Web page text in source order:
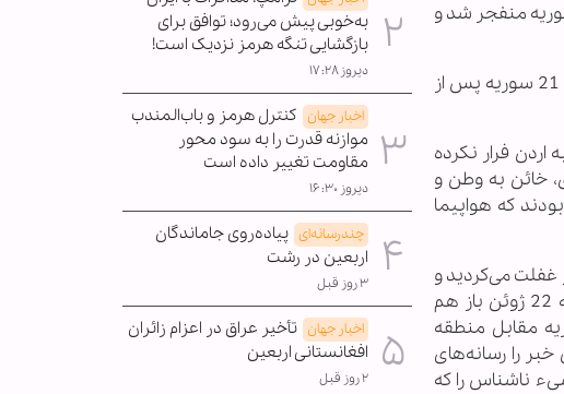
منفجر شد و
دام پرس نوشت: قبل از ظهر پنجشنبه 21 ژوئن مردم سوریه شوکه شدند وقتی شنیدند که هواپیمای میگ 21 سوریه پس از
فرار نکرده
خائن به وطن و
که هواپیما
غفلت می‌کردید و
خلبان فراری قبل از فرار نقاطی متعلق به ارتش را بمباران می‌کرد؟» که در ادامه نوشت: یک روز بعد، جمعه 22 ژوئن باز هم
مقابل منطقه
را رسانه‌های
ناشناس را که
به‌خوبی پیش می‌رود؛ توافق برای
بازگشایی تنگه هرمز نزدیک است!
دیروز ۱۷:۲۸
اخبار جهان کنترل هرمز و باب‌المندب
موازنه قدرت را به سود محور
مقاومت تغییر داده است
دیروز ۱۶:۳۰
چندرسانه‌ای پیاده‌روی جاماندگان
اربعین در رشت
۳ روز قبل
اخبار جهان تأخیر عراق در اعزام زائران
افغانستانی اربعین
۲ روز قبل